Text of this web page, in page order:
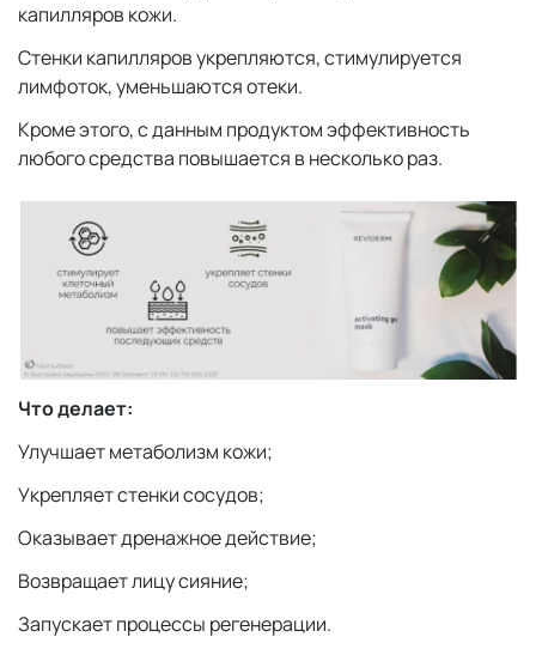
капилляров кожи.
Стенки капилляров укрепляются, стимулируется
лимфоток, уменьшаются отеки.
Кроме этого, с данным продуктом эффективность
любого средства повышается в несколько раз.
Что делает:
Улучшает метаболизм кожи;
Укрепляет стенки сосудов;
Оказывает дренажное действие;
Возвращает лицу сияние;
Запускает процессы регенерации.